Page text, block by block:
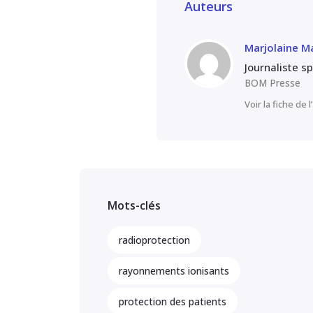
Auteurs
Marjolaine
Journaliste
BOM Presse
Voir la fiche de
Mots-clés
radioprotection
rayonnements ionisants
protection des patients